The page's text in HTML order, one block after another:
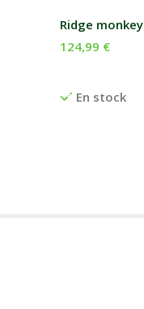
Ridge monkey
En stock
124,99 €